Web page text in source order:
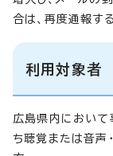
合は、再度通報す
利用対象者
広島県内において
ち聴覚または音声